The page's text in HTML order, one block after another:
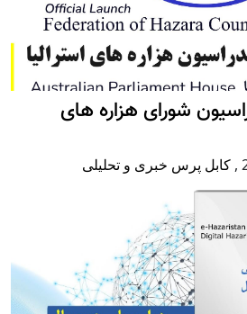
شورای هزاره های
, کابل پرس خبری و تحلیلی